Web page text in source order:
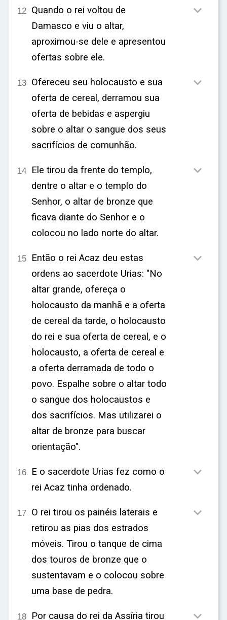
12 Quando o rei voltou de
Damasco e viu o altar,
aproximou-se dele e apresentou
ofertas sobre ele.

13 Ofereceu seu holocausto e sua
oferta de cereal, derramou sua
oferta de bebidas e aspergiu
sobre o altar o sangue dos seus
sacrifícios de comunhão.

14 Ele tirou da frente do templo,
dentre o altar e o templo do
Senhor, o altar de bronze que
ficava diante do Senhor e o
colocou no lado norte do altar.

15 Então o rei Acaz deu estas
ordens ao sacerdote Urias: "No
altar grande, ofereça o
holocausto da manhã e a oferta
de cereal da tarde, o holocausto
do rei e sua oferta de cereal, e o
holocausto, a oferta de cereal e
a oferta derramada de todo o
povo. Espalhe sobre o altar todo
o sangue dos holocaustos e
dos sacrifícios. Mas utilizarei o
altar de bronze para buscar
orientação".

16 E o sacerdote Urias fez como o
rei Acaz tinha ordenado.

17 O rei tirou os painéis laterais e
retirou as pias dos estrados
móveis. Tirou o tanque de cima
dos touros de bronze que o
sustentavam e o colocou sobre
uma base de pedra.

18 Por causa do rei da Assíria tirou